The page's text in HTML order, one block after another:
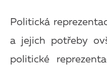
Politická
a jejich potřeby
politické